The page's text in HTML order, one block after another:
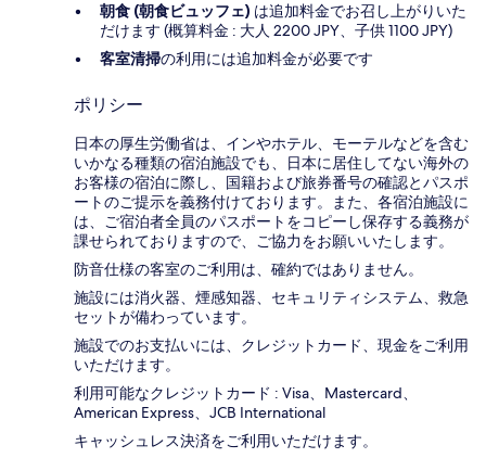
朝食 (朝食ビュッフェ) は追加料金でお召し上がりいた
だけます (概算料金 : 大人 2200 JPY、子供 1100 JPY)
客室清掃の利用には追加料金が必要です
ポリシー
日本の厚生労働省は、インやホテル、モーテルなどを含む
いかなる種類の宿泊施設でも、日本に​居住してない海外の
お客様の宿泊に際し、国籍および旅券番号の確認とパスポ
ートのご提示を義務付け​ております。また、各宿泊施設に
は、ご宿泊者全員のパスポートをコピーし保存する義務が
課せられておりますの​で、ご協力をお願いいたします。
防音仕様の客室のご利用は、確約ではありません。
施設には消火器、煙感知器、セキュリティシステム、救急
セットが備わっています。
施設でのお支払いには、クレジットカード、現金をご利用
いただけます。
利用可能なクレジットカード : Visa、Mastercard、
American Express、JCB International
キャッシュレス決済をご利用いただけます。